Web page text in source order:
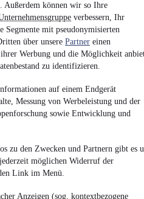
Außerdem können wir so Ihre
verbessern, Ihr
Segmente mit pseudonymisierten
über unsere Partner einen
Werbung und die Möglichkeit
zu identifizieren.
auf einem Endgerät
Messung von Werbeleistung und der
sowie Entwicklung und
zu den Zwecken und Partnern gibt es
möglichen Widerruf der
Link im Menü.
Anzeigen (sog. kontextbezogene
Jeep Wrangler / Wrangler
Rubicon
€
ab 560 € mtl.
km•200 kW (272 PS)
Kontakt
80 Cabrio 2.0
€